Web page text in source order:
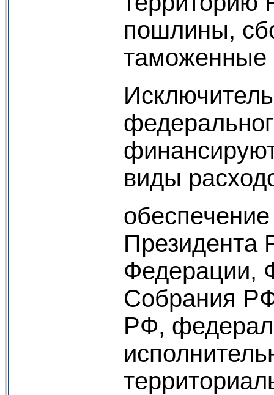
пошлины,
таможенные
виды
Президента
Федерации,
Собрания
РФ,